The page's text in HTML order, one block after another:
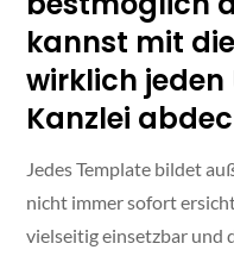
kannst mit
wirklich jeden
Kanzlei
Jedes Template bildet
nicht immer sofort
vielseitig einsetzbar und